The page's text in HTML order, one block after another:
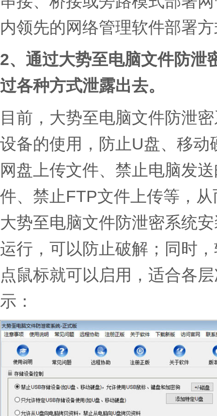
内领先的网络管理软件部署
2、 通过大势至电脑文件防泄
过各种方式泄露出去。
目前，大势至电脑文件防泄
设备的使用，防止U盘、移
网盘上传文件、禁止电脑发
件、禁止FTP文件上传等，
大势至电脑文件防泄密系统
运行，可以防止破解；同时
点鼠标就可以启用，适合各
示：